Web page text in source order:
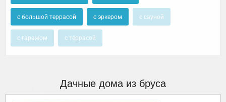
с большой террасой с эркером с сауной
с гаражом с террасой
Дачные дома из бруса